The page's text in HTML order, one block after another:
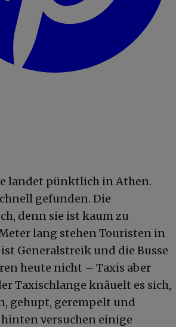
landet pünktlich in Athen.
gefunden. Die
denn sie ist kaum zu
lang stehen Touristen in
Generalstreik und die Busse
heute nicht – Taxis aber
Taxischlange knäuelt es sich,
gehupt, gerempelt und
versuchen einige